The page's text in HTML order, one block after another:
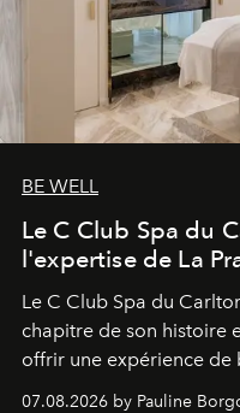
BE WELL
Le C Club Spa du
l'expertise de La
Le C Club Spa du
chapitre de son histoire
offrir une expérience de
expertise se rencontrent.
07.08.2026 by Pauline